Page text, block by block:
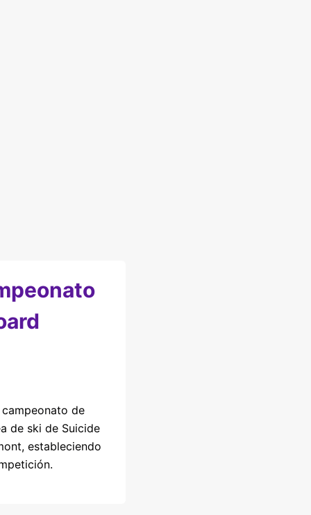
de
de ski de Suicide
estableciendo